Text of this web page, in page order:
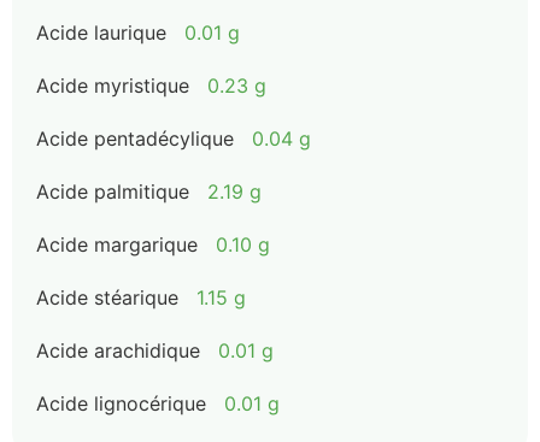
Acide laurique 0.01 g
Acide myristique 0.23 g
Acide pentadécylique 0.04 g
Acide palmitique 2.19 g
Acide margarique 0.10 g
Acide stéarique 1.15 g
Acide arachidique 0.01 g
Acide lignocérique 0.01 g